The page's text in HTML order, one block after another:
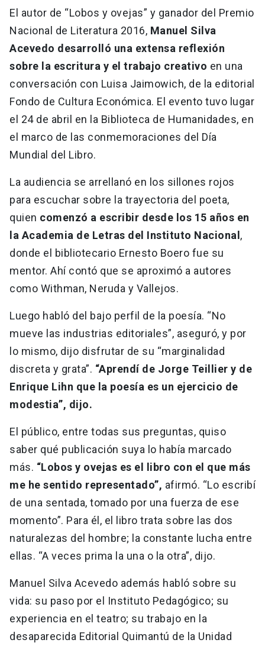
El autor de “Lobos y ovejas” y ganador del Premio
Nacional de Literatura 2016, Manuel Silva
Acevedo desarrolló una extensa reflexión
sobre la escritura y el trabajo creativo en una
conversación con Luisa Jaimowich, de la editorial
Fondo de Cultura Económica. El evento tuvo lugar
el 24 de abril en la Biblioteca de Humanidades, en
el marco de las conmemoraciones del Día
Mundial del Libro.
La audiencia se arrellanó en los sillones rojos
para escuchar sobre la trayectoria del poeta,
quien comenzó a escribir desde los 15 años en
la Academia de Letras del Instituto Nacional ,
donde el bibliotecario Ernesto Boero fue su
mentor. Ahí contó que se aproximó a autores
como Withman, Neruda y Vallejos.
Luego habló del bajo perfil de la poesía. “No
mueve las industrias editoriales”, aseguró, y por
lo mismo, dijo disfrutar de su “marginalidad
discreta y grata”. “Aprendí de Jorge Teillier y de
Enrique Lihn que la poesía es un ejercicio de
modestia”, dijo.
El público, entre todas sus preguntas, quiso
saber qué publicación suya lo había marcado
más. “Lobos y ovejas es el libro con el que más
me he sentido representado”, afirmó. “Lo escribí
de una sentada, tomado por una fuerza de ese
momento”. Para él, el libro trata sobre las dos
naturalezas del hombre; la constante lucha entre
ellas. “A veces prima la una o la otra”, dijo.
Manuel Silva Acevedo además habló sobre su
vida: su paso por el Instituto Pedagógico; su
experiencia en el teatro; su trabajo en la
desaparecida Editorial Quimantú de la Unidad